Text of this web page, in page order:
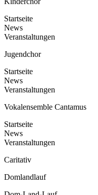
Startseite
News
Veranstaltungen
Jugendchor
Startseite
News
Veranstaltungen
Vokalensemble Cantamus
Startseite
News
Veranstaltungen
Caritativ
Domlandlauf